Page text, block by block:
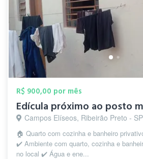
R$ 900,00 por mês
Campos Elíseos, Ribeirão Preto - SP
🏠 Quarto com cozinha e banheiro
✔️ Ambiente com quarto, cozinha e
no local ✔️ Água e ene...